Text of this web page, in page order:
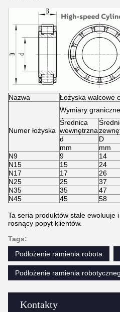
Kontakty
Nazwa Łożyska walcowe
Numer łożyska
Wymiary
Średnica
wewnętrzna
d
D
mm
mm
N9
9 14
N15
15 24
N17
17 26
N25
25 37
N35
35 47
N45
45 58
Ta seria produktów stale ewoluuje
rosnący popyt klientów.
Tags:
Podłożenie ramienia robota
Podłożenie ramienia